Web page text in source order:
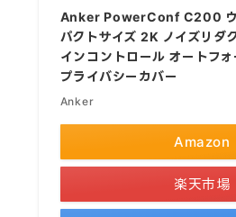
Anker PowerConf C200 ウ
パクトサイズ 2K ノイズリダ
インコントロール オートフ
プライバシーカバー
Anker
Amazon
楽天市場